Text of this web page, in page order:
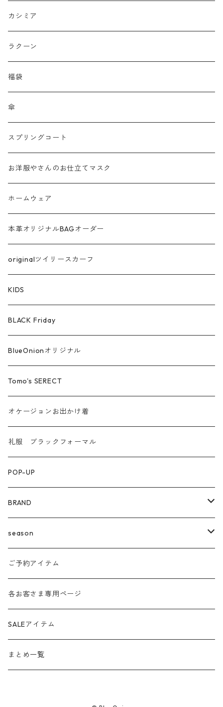
プリント柄物
刺繍レース
メッシュ
チュール
フリンジ フェザー
シャギー
ラメ
サテン
綿ローン
シルケットコットン
ファー ムートン
汗染み防止
カシミア
ラクーン
福袋
傘
スプリングコート
お洋服やさんのお仕立てマスク
ホームウェア
本革オリジナルBAGオーダー
originalツイリースカーフ
KIDS
BLACK Friday
BlueOnionオリジナル
Tomo's SERECT
オケージョンお出かけ着
礼服 ブラックフォーマル
POP-UP
BRAND
agnost
amo
anana
ante aciem
any
season
24ss
24aw
25ss
25aw
ご予約アイテム
各お客さま専用ページ
SALEアイテム
まとめ一覧